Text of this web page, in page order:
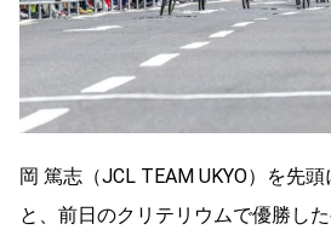
岡 篤志（JCL TEAM UKYO）を先
と、前日のクリテリウムで優勝し